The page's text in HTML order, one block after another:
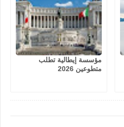
مؤسسة إيطالية تطلب
متطوعين 2026